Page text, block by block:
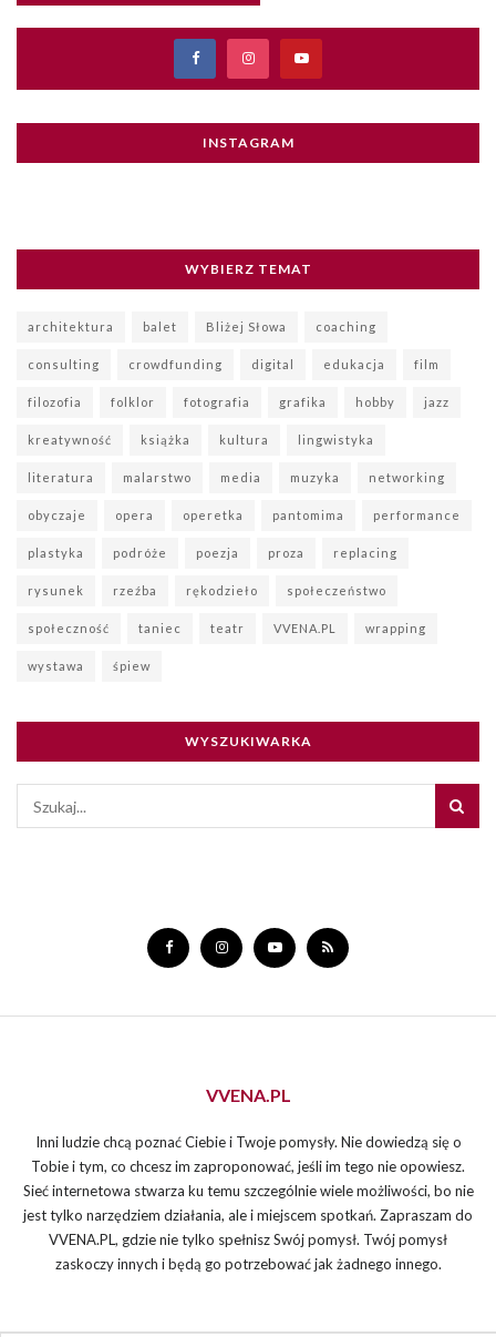
INSTAGRAM
WYBIERZ TEMAT
architektura balet Bliżej Słowa coaching
consulting crowdfunding digital edukacja film
filozofia folklor fotografia grafika hobby jazz
kreatywność książka kultura lingwistyka
literatura malarstwo media muzyka networking
obyczaje opera operetka pantomima performance
plastyka podróże poezja proza replacing
rysunek rzeźba rękodzieło społeczeństwo
społeczność taniec teatr VVENA.PL wrapping
wystawa śpiew
WYSZUKIWARKA
VVENA.PL
Inni ludzie chcą poznać Ciebie i Twoje pomysły. Nie dowiedzą się o
Tobie i tym, co chcesz im zaproponować, jeśli im tego nie opowiesz.
Sieć internetowa stwarza ku temu szczególnie wiele możliwości, bo nie
jest tylko narzędziem działania, ale i miejscem spotkań. Zapraszam do
VVENA.PL, gdzie nie tylko spełnisz Swój pomysł. Twój pomysł
zaskoczy innych i będą go potrzebować jak żadnego innego.